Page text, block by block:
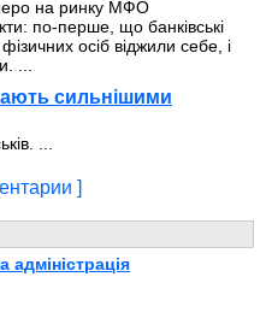
на ринку МФО
по-перше, що банківські
осіб віджили себе, і
...
сильнішими
...
]